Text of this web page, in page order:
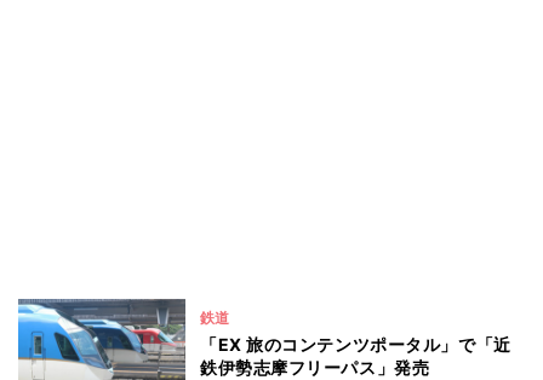
鉄道
「EX 旅のコンテンツポータル」で「近
鉄伊勢志摩フリーパス」発売